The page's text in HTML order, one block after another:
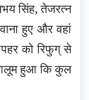
सिंह, तेजरत्न
हुए और वहां
को रिफुग् से
हुआ कि कुल